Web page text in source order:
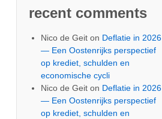
recent comments
Nico de Geit on Deflatie in 2026
— Een Oostenrijks perspectief
op krediet, schulden en
economische cycli
Nico de Geit on Deflatie in 2026
— Een Oostenrijks perspectief
op krediet, schulden en